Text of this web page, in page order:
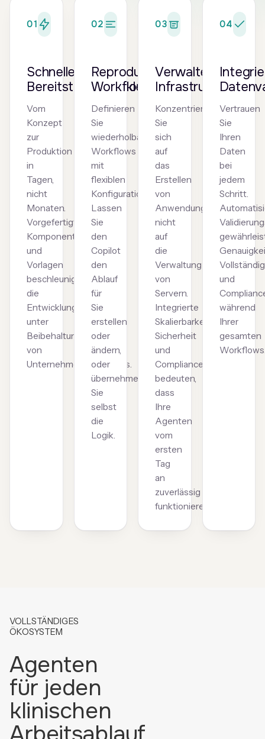
01
Schnelle
Bereitstellungszyklen
Vom
Konzept
zur
Produktion
in
Tagen,
nicht
Monaten.
Vorgefertigte
Komponenten
und
Vorlagen
beschleunigen
die
Entwicklung
unter
Beibehaltung
von
Unternehmensstandards.
02
Reproduzierbare
Workflows
Definieren
Sie
wiederholbare
Workflows
mit
flexiblen
Konfigurationsoptionen:
Lassen
Sie
den
Copilot
den
Ablauf
für
Sie
erstellen
oder
ändern,
oder
übernehmen
Sie
selbst
die
Logik.
03
Verwaltete
Infrastruktur
Konzentrieren
Sie
sich
auf
das
Erstellen
von
Anwendungen,
nicht
auf
die
Verwaltung
von
Servern.
Integrierte
Skalierbarkeit,
Sicherheit
und
Compliance
bedeuten,
dass
Ihre
Agenten
vom
ersten
Tag
an
zuverlässig
funktionieren.
04
Vertrauen
Sie
Ihren
Daten
bei
jedem
Schritt.
und
während
Ihrer
gesamten
VOLLSTÄNDIGES
ÖKOSYSTEM
Agenten
für jeden
klinischen